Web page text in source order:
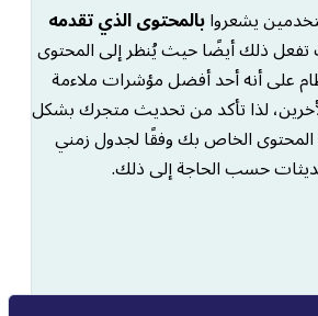
يشعروابالمحتوى الذي تقدمه
ذلك أيضًا حيث يُنظر إلى المحتوى
على أنه أحد أفضل مؤشرات ملاءمة
لذا تأكد من تحديث متجرك بشكل
الخاص بك وفقًا لجدول زمني
حسب الحاجة إلى ذلك.